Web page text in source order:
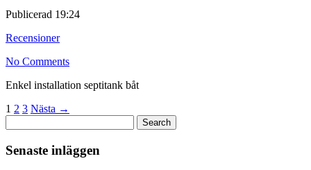
Publicerad 19:24
Recensioner
No Comments
Enkel installation septitank båt
1 2 3 Nästa →
efter:
Senaste inläggen